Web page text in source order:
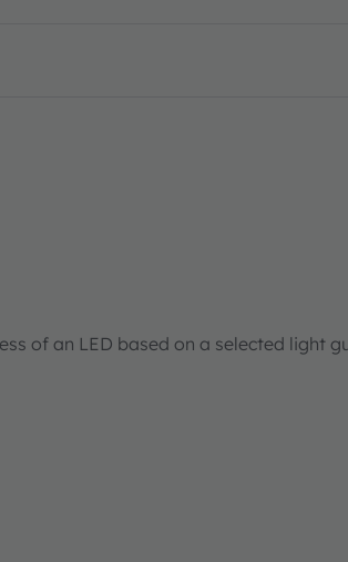
of an LED based on a selected light